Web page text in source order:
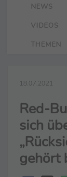
NEWS
VIDEOS
THEMEN
18.07.2021
Red-
sich
gehört